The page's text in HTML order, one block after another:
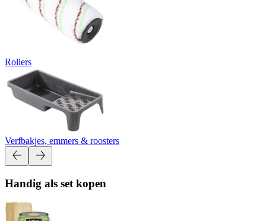
Rollers
Verfbakjes, emmers & roosters
Handig als set kopen